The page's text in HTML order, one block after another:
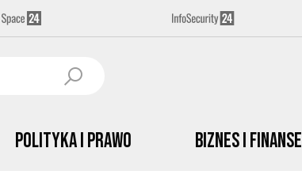
Polityka i prawo Biznes i Finanse